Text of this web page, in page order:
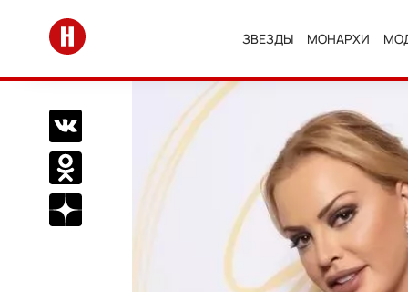
Перейти на главную
ЗВЕЗДЫ МОНАРХИ
Поделиться Вконтакте
Поделиться в Одноклассниках
Подписаться на нас в Дзен